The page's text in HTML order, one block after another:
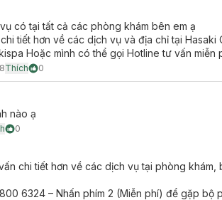
collagen & elastin, giúp da trẻ hóa và trở
nhanh chóng và dứt điểm.
nghỉ dưỡng.
có tại tất cả các phòng khám bên em ạ
tiết hơn về các dịch vụ và địa chỉ tại
Hoặc mình có thể gọi Hotline tư vấn
Thích 0
nào ạ
0
chi tiết hơn về các dịch vụ tại phòng
6324 – Nhấn phím 2 (Miễn phí) để gặp bộ